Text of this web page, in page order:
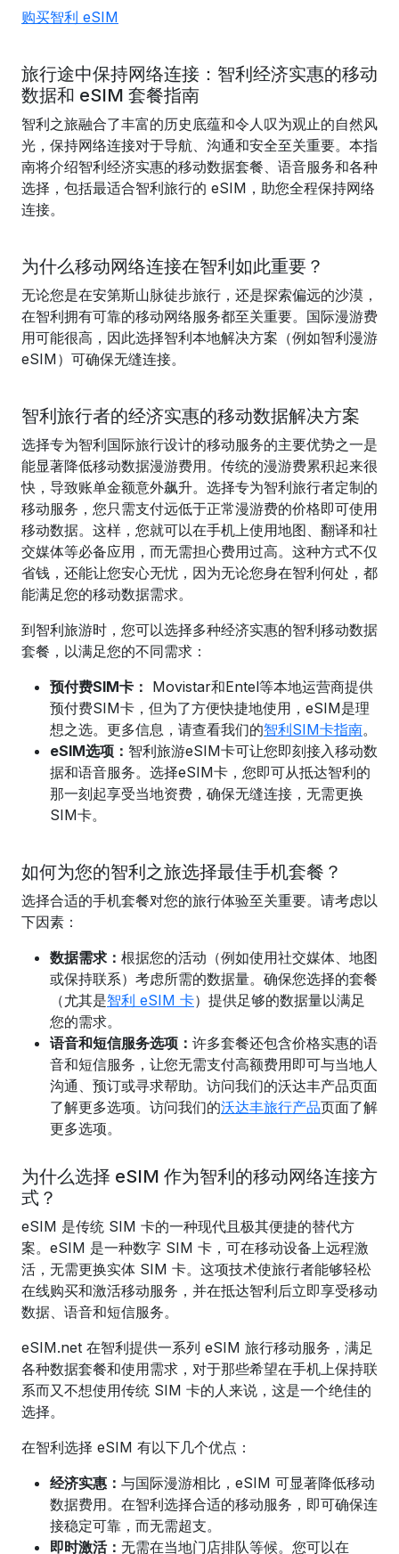
购买智利 eSIM
旅行途中保持网络连接：智利经济实惠的移动
数据和 eSIM 套餐指南
智利之旅融合了丰富的历史底蕴和令人叹为观止的自然风
光，保持网络连接对于导航、沟通和安全至关重要。本指
南将介绍智利经济实惠的移动数据套餐、语音服务和各种
选择，包括最适合智利旅行的 eSIM，助您全程保持网络
连接。
为什么移动网络连接在智利如此重要？
无论您是在安第斯山脉徒步旅行，还是探索偏远的沙漠，
在智利拥有可靠的移动网络服务都至关重要。国际漫游费
用可能很高，因此选择智利本地解决方案（例如智利漫游
eSIM）可确保无缝连接。
智利旅行者的经济实惠的移动数据解决方案
选择专为智利国际旅行设计的移动服务的主要优势之一是
能显著降低移动数据漫游费用。传统的漫游费累积起来很
快，导致账单金额意外飙升。选择专为智利旅行者定制的
移动服务，您只需支付远低于正常漫游费的价格即可使用
移动数据。这样，您就可以在手机上使用地图、翻译和社
交媒体等必备应用，而无需担心费用过高。这种方式不仅
省钱，还能让您安心无忧，因为无论您身在智利何处，都
能满足您的移动数据需求。
到智利旅游时，您可以选择多种经济实惠的智利移动数据
套餐，以满足您的不同需求：
预付费SIM卡： Movistar和Entel等本地运营商提供
预付费SIM卡，但为了方便快捷地使用，eSIM是理
想之选。 更多信息，请查看我们的智利SIM卡指南。
eSIM选项： 智利旅游eSIM卡可让您即刻接入移动数
据和语音服务。选择eSIM卡，您即可从抵达智利的
那一刻起享受当地资费，确保无缝连接，无需更换
SIM卡。
如何为您的智利之旅选择最佳手机套餐？
选择合适的手机套餐对您的旅行体验至关重要。请考虑以
下因素：
数据需求： 根据您的活动（例如使用社交媒体、地图
或保持联系）考虑所需的数据量。确保您选择的套餐
（尤其是智利 eSIM 卡）提供足够的数据量以满足
您的需求。
语音和短信服务选项： 许多套餐还包含价格实惠的语
音和短信服务，让您无需支付高额费用即可与当地人
沟通、预订或寻求帮助。访问我们的沃达丰产品页面
了解更多选项。 访问我们的沃达丰旅行产品页面了解
更多选项。
为什么选择 eSIM 作为智利的移动网络连接方
式？
eSIM 是传统 SIM 卡的一种现代且极其便捷的替代方
案。eSIM 是一种数字 SIM 卡，可在移动设备上远程激
活，无需更换实体 SIM 卡。这项技术使旅行者能够轻松
在线购买和激活移动服务，并在抵达智利后立即享受移动
数据、语音和短信服务。
eSIM.net 在智利提供一系列 eSIM 旅行移动服务， 满足
各种数据套餐和使用需求，对于那些希望在手机上保持联
系而又不想使用传统 SIM 卡的人来说，这是一个绝佳的
选择。
在智利选择 eSIM 有以下几个优点：
经济实惠： 与国际漫游相比，eSIM 可显著降低移动
数据费用。在智利选择合适的移动服务，即可确保连
接稳定可靠，而无需超支。
即时激活： 无需在当地门店排队等候。您可以在